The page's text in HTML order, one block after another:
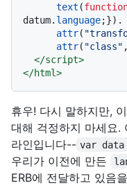
text (
datum. language;}).
attr(
attr( "class"
</script>
</html>
휴우! 다시 말하지만,
대해 걱정하지 마세요.
라인입니다-- var data
우리가 이전에 만든
ERB에 전달하고 있음